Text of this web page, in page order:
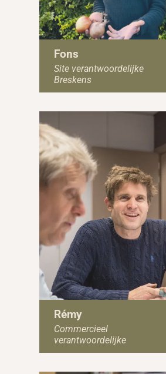
Fons
Site verantwoordelijke
Breskens
Rémy
Commercieel
verantwoordelijke